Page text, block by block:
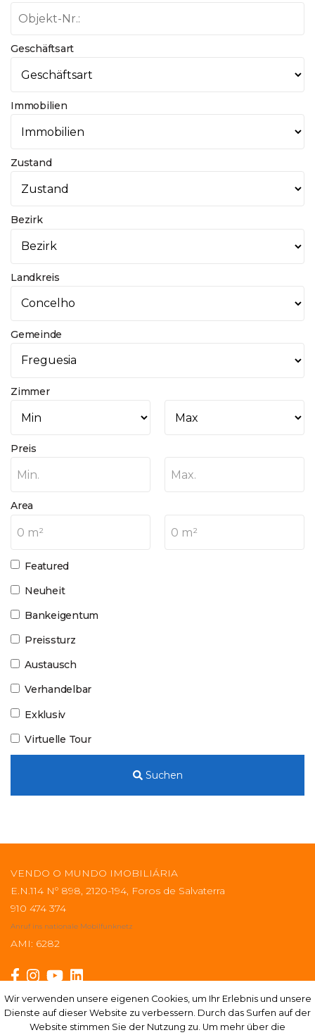
Wir verwenden unsere eigenen Cookies, um Ihr Erlebnis und unsere
Dienste auf dieser Website zu verbessern. Durch das Surfen auf der
Website stimmen Sie der Nutzung zu. Um mehr über die
Geschäftsart
Immobilien
Zustand
Bezirk
Landkreis
Gemeinde
Zimmer
Preis
Min. Max.
Area
0 m² 0 m²
Featured
Neuheit
Bankeigentum
Preissturz
Austausch
Verhandelbar
Exklusiv
Virtuelle Tour
Suchen
VENDO O MUNDO IMOBILIÁRIA
E.N.114 Nº 898, 2120-194, Foros de Salvaterra
910 474 374
Anruf ins nationale Mobilfunknetz
AMI: 6282
Abonnieren
Wir verwenden unsere eigenen Cookies, um Ihr Erlebnis und unsere
Dienste auf dieser Website zu verbessern. Durch das Surfen auf der
Website stimmen Sie der Nutzung zu. Um mehr über die